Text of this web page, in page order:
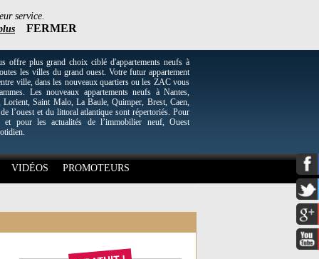
service.
FERMER
plus grand choix ciblé d'appartements neufs à
les villes du grand ouest. Votre futur appartement
ville, dans les nouveaux quartiers ou les ZAC vous
Les nouveaux appartements neufs à Nantes,
Lorient, Saint Malo, La Baule, Quimper, Brest, Caen,
l’ouest et du littoral atlantique sont répertoriés. Pour
et pour les actualités de l’immobilier neuf, Ouest
VIDÉOS PROMOTEURS